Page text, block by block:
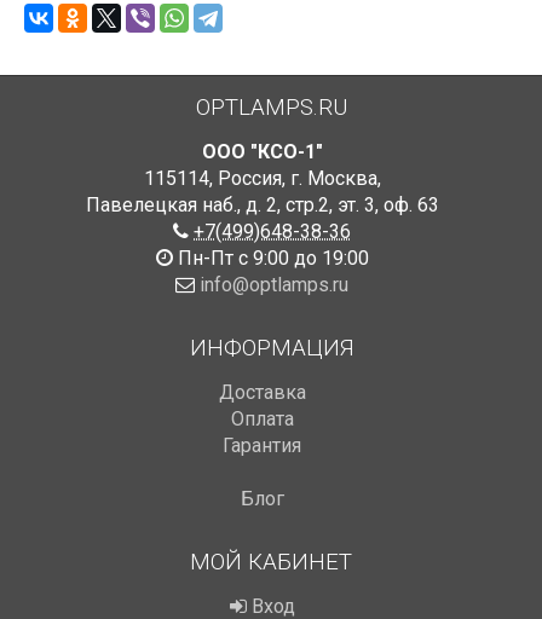
OPTLAMPS.RU
ООО "КСО-1"
115114, Россия, г. Москва,
Павелецкая наб., д. 2, стр.2, эт. 3, оф. 63
+7(499)648-38-36
Пн-Пт с 9:00 до 19:00
info@optlamps.ru
ИНФОРМАЦИЯ
Доставка
Оплата
Гарантия
Блог
МОЙ КАБИНЕТ
Вход